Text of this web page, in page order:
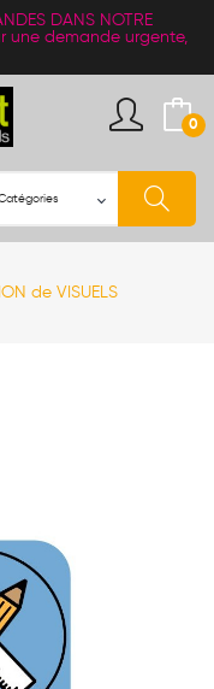
DANS NOTRE
une demande urgente,
0
de VISUELS